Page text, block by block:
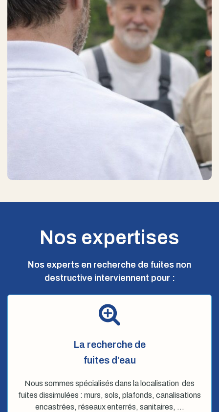
Nos expertises
Nos experts en recherche de fuites non
destructive interviennent pour :
La recherche de
fuites d’eau
Nous sommes spécialisés dans la localisation des
fuites dissimulées : murs, sols, plafonds, canalisations
encastrées, réseaux enterrés, sanitaires, …